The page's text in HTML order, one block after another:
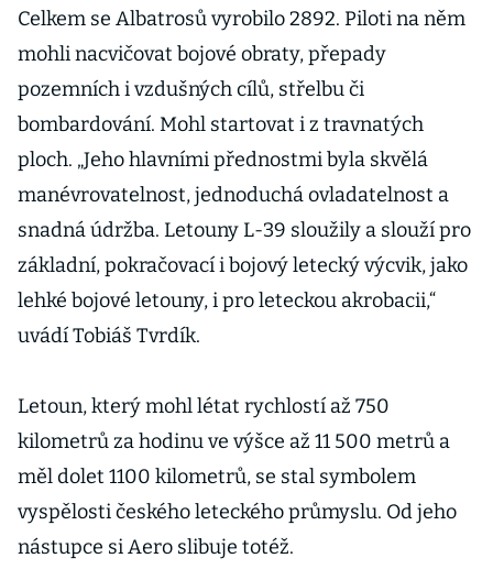
Aeru se již
rozjela sériová
výroba
Celkem se Albatrosů vyrobilo 2892. Piloti na něm
mohli nacvičovat bojové obraty, přepady
pozemních i vzdušných cílů, střelbu či
bombardování. Mohl startovat i z travnatých
ploch. „Jeho hlavními přednostmi byla skvělá
manévrovatelnost, jednoduchá ovladatelnost a
snadná údržba. Letouny L-39 sloužily a slouží pro
základní, pokračovací i bojový letecký výcvik, jako
lehké bojové letouny, i pro leteckou akrobacii,“
uvádí Tobiáš Tvrdík.
Letoun, který mohl létat rychlostí až 750
kilometrů za hodinu ve výšce až 11 500 metrů a
měl dolet 1100 kilometrů, se stal symbolem
vyspělosti českého leteckého průmyslu. Od jeho
nástupce si Aero slibuje totéž.